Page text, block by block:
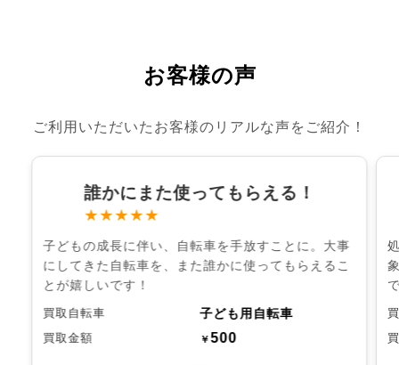
お客様の声
ご利用いただいたお客様のリアルな声をご紹介！
誰かにまた使ってもらえる！
★★★★★
子どもの成長に伴い、自転車を手放すことに。大事
にしてきた自転車を、また誰かに使ってもらえるこ
とが嬉しいです！
買取自転車 子ども用自転車
買取金額 ￥500